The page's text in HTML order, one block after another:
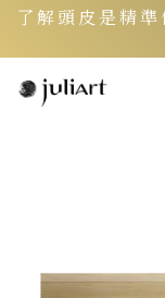
新客限定》
頭皮健康月》